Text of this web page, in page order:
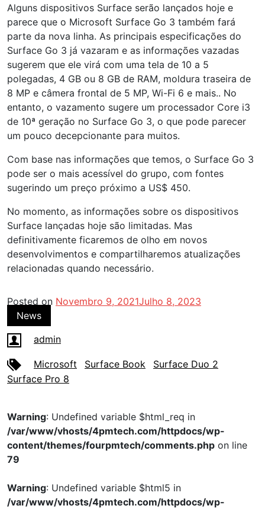
Alguns dispositivos Surface serão lançados hoje e
parece que o Microsoft Surface Go 3 também fará
parte da nova linha. As principais especificações do
Surface Go 3 já vazaram e as informações vazadas
sugerem que ele virá com uma tela de 10 a 5
polegadas, 4 GB ou 8 GB de RAM, moldura traseira de
8 MP e câmera frontal de 5 MP, Wi-Fi 6 e mais.. No
entanto, o vazamento sugere um processador Core i3
de 10ª geração no Surface Go 3, o que pode parecer
um pouco decepcionante para muitos.
Com base nas informações que temos, o Surface Go 3
pode ser o mais acessível do grupo, com fontes
sugerindo um preço próximo a US$ 450.
No momento, as informações sobre os dispositivos
Surface lançadas hoje são limitadas. Mas
definitivamente ficaremos de olho em novos
desenvolvimentos e compartilharemos atualizações
relacionadas quando necessário.
Posted on Novembro 9, 2021Julho 8, 2023
News
admin
Microsoft Surface Book
Surface Duo 2
Surface Pro 8
Warning: Undefined variable $html_req in
/var/www/vhosts/4pmtech.com/httpdocs/wp-
content/themes/fourpmtech/comments.php on line
79
Warning: Undefined variable $html5 in
/var/www/vhosts/4pmtech.com/httpdocs/wp-